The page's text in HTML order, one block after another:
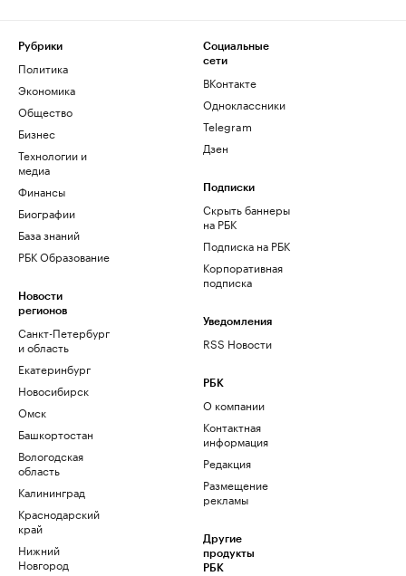
Рубрики
Политика
Экономика
Общество
Бизнес
Технологии и
медиа
Финансы
Биографии
База знаний
РБК Образование
Новости
регионов
Санкт-Петербург
и область
Екатеринбург
Новосибирск
Омск
Башкортостан
Вологодская
область
Калининград
Краснодарский
край
Нижний
Новгород
Социальные
сети
ВКонтакте
Одноклассники
Telegram
Дзен
Подписки
Скрыть баннеры
на РБК
Подписка на РБК
Корпоративная
подписка
Уведомления
RSS Новости
РБК
О компании
Контактная
информация
Редакция
Размещение
рекламы
Другие
продукты
РБК